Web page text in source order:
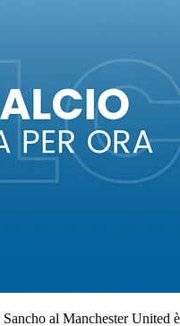
al Manchester